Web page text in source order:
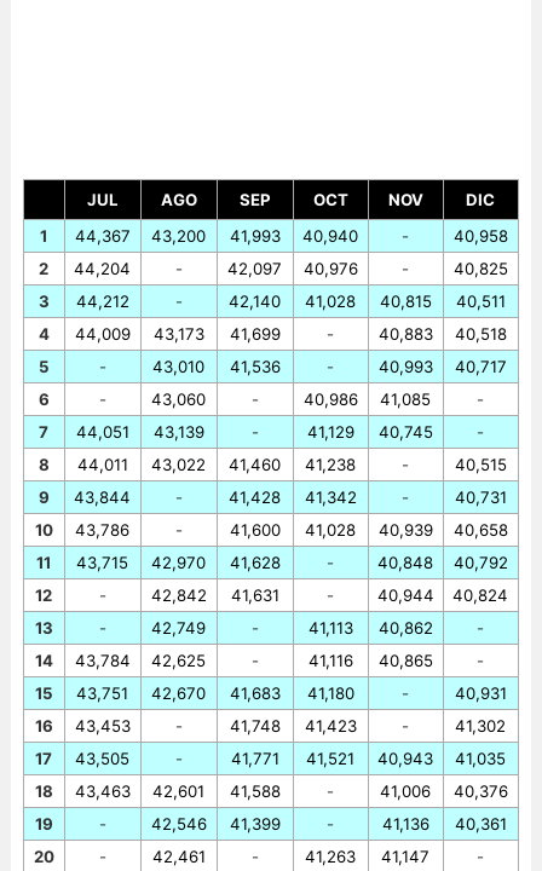
JUL AGO SEP OCT NOV
DIC
1
2
3
4
5
6
7
8
9
10
11
12
13
14
15
16
17
18
19
20
44,367
44,204
44,212
44,009
-
-
44,051
44,011
43,844
43,786
43,715
-
-
43,784
43,751
43,453
43,505
43,463
-
-
43,200
-
-
43,173
43,010
43,060
43,139
43,022
-
-
42,970
42,842
42,749
42,625
42,670
-
-
42,601
42,546
42,461
41,993
42,097
42,140
41,699
41,536
-
-
41,460
41,428
41,600
41,628
41,631
-
-
41,683
41,748
41,771
41,588
41,399
-
40,940
40,976
41,028
-
-
40,986
41,129
41,238
41,342
41,028
-
-
41,113
41,116
41,180
41,423
41,521
-
-
41,263
-
-
40,815
40,883
40,993
41,085
40,745
-
-
40,939
40,848
40,944
40,862
40,865
-
-
40,943
41,006
41,136
41,147
40,958
40,825
40,511
40,518
40,717
-
-
40,515
40,731
40,658
40,792
40,824
-
-
40,931
41,302
41,035
40,376
40,361
-